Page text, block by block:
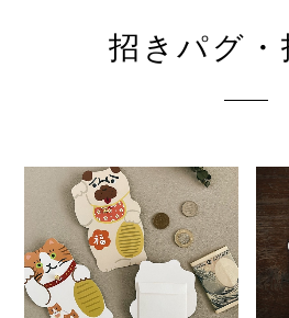
招きパグ・